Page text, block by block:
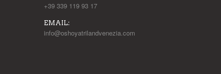
+39 339 119 93 17
EMAIL:
info@oshoyatrilandvenezia.com